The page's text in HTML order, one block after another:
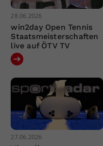
28.06.2026
win2day Open Tennis
Staatsmeisterschaften
live auf ÖTV TV
27.06.2026